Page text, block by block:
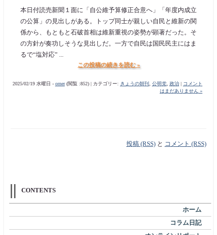
本日付読売新聞１面に「自公維予算修正合意へ」「年度内成立
の公算」の見出しがある。トップ同士が親しい自民と維新の関
係から、もともと石破首相は維新重視の姿勢が顕著だった。そ
の方針が奏功しそうな見出しだ。一方で自民は国民民主にはま
るで“塩対応” ...
この投稿の続きを読む »
2025/02/19 水曜日 - orner(閲覧 :852) | カテゴリー: きょうの朝刊 , 公明党, 政治|
コメント
はまだありません »
投稿 (RSS)と コメント (RSS)
CONTENTS
ホーム
コラム日記